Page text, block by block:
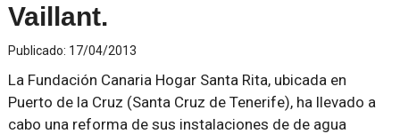
Vaillant.
Publicado: 17/04/2013
La Fundación Canaria Hogar Santa Rita, ubicada en
Puerto de la Cruz (Santa Cruz de Tenerife), ha llevado a
cabo una reforma de sus instalaciones de de agua